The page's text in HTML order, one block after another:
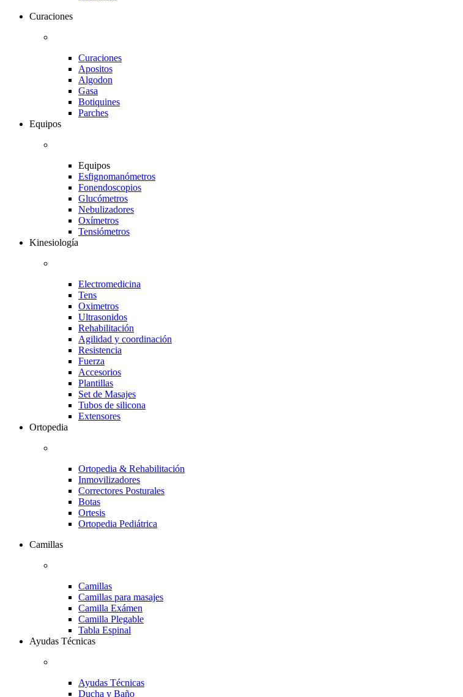
Curaciones
Curaciones
Apositos
Algodon
Gasa
Botiquines
Parches
Equipos
Equipos
Esfignomanómetros
Fonendoscopios
Glucómetros
Nebulizadores
Oxímetros
Tensiómetros
Kinesiología
Electromedicina
Tens
Oximetros
Ultrasonidos
Rehabilitación
Agilidad y coordinación
Resistencia
Fuerza
Accesorios
Plantillas
Set de Masajes
Tubos de silicona
Extensores
Ortopedia
Ortopedia & Rehabilitación
Inmovilizadores
Correctores Posturales
Botas
Ortesis
Ortopedia Pediátrica
Camillas
Camillas
Camillas para masajes
Camilla Exámen
Camilla Plegable
Tabla Espinal
Ayudas Técnicas
Ayudas Técnicas
Ducha y Baño